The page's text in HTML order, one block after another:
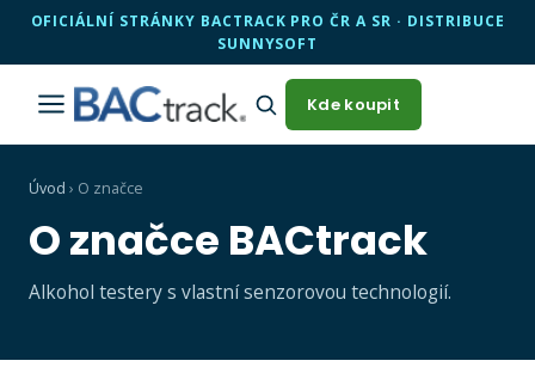
OFICIÁLNÍ STRÁNKY BACTRACK PRO ČR A SR · DISTRIBUCE
SUNNYSOFT
Kde koupit
Úvod › O značce
O značce BACtrack
Alkohol testery s vlastní senzorovou technologií.